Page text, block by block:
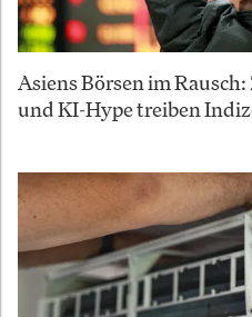
Asiens Börsen im
und KI-Hype treiben